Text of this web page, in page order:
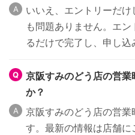
いいえ、エントリーだ
も問題ありません。エ
るだけで完了し、申し込
京阪すみのどう店の営
か？
京阪すみのどう店の営
す。最新の情報は店舗に